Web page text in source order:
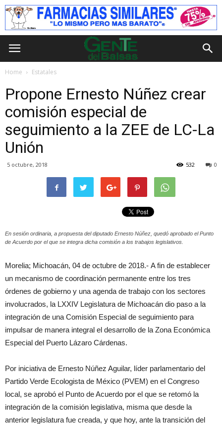
Home Estatales
Propone Ernesto Núñez crear
comisión especial de
seguimiento a la ZEE de LC-La
Unión
5 octubre, 2018 0
532
En sesión ordinaria, a propuesta del diputado Ernesto Núñez, quedó aprobado el Punto
de Acuerdo por el que se integra dicha comisión a los trabajos legislativos.
Morelia; Michoacán, 04 de octubre de 2018.- A fin de establecer
un mecanismo de coordinación permanente entre los tres
órdenes de gobierno y una agenda de trabajo con los sectores
involucrados, la LXXIV Legislatura de Michoacán dio paso a la
integración de una Comisión Especial de seguimiento para
impulsar de manera integral el desarrollo de la Zona Económica
Especial del Puerto Lázaro Cárdenas.
Por iniciativa de Ernesto Núñez Aguilar, líder parlamentario del
Partido Verde Ecologista de México (PVEM) en el Congreso
local, se aprobó el Punto de Acuerdo por el que se retomó la
integración de la comisión legislativa, misma que desde la
anterior legislatura fue creada, y que hoy, ante la transición del